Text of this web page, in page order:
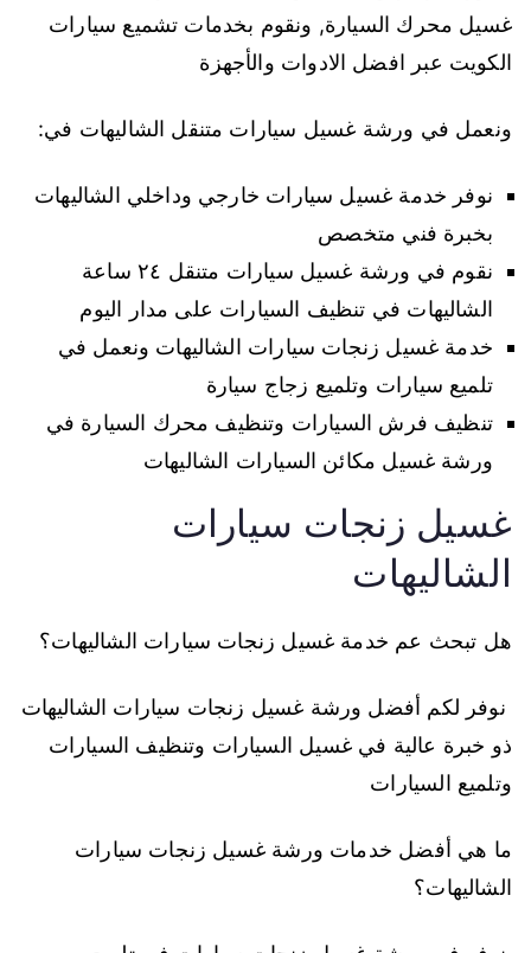
غسيل محرك السيارة, ونقوم بخدمات تشميع سيارات
الكويت عبر افضل الادوات والأجهزة
ونعمل في ورشة غسيل سيارات متنقل الشاليهات في:
نوفر خدمة غسيل سيارات خارجي وداخلي الشاليهات
بخبرة فني متخصص
نقوم في ورشة غسيل سيارات متنقل ٢٤ ساعة
الشاليهات في تنظيف السيارات على مدار اليوم
خدمة غسيل زنجات سيارات الشاليهات ونعمل في
تلميع سيارات وتلميع زجاج سيارة
تنظيف فرش السيارات وتنظيف محرك السيارة في
ورشة غسيل مكائن السيارات الشاليهات
غسيل زنجات سيارات
الشاليهات
هل تبحث عم خدمة غسيل زنجات سيارات الشاليهات؟
نوفر لكم أفضل ورشة غسيل زنجات سيارات الشاليهات
ذو خبرة عالية في غسيل السيارات وتنظيف السيارات
وتلميع السيارات
ما هي أفضل خدمات ورشة غسيل زنجات سيارات
الشاليهات؟